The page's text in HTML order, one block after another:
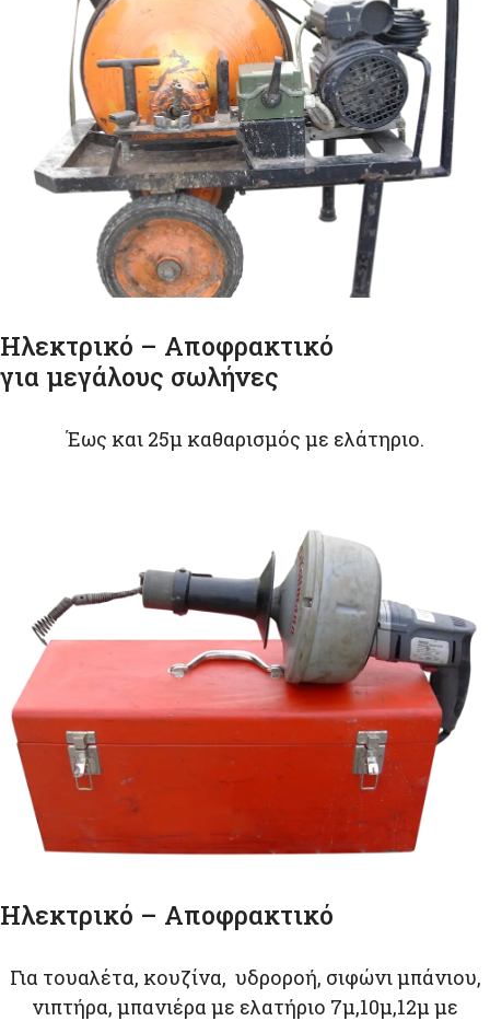
Ηλεκτρικό – Αποφρακτικό
για μεγάλους σωλήνες
Έως και 25μ καθαρισμός με ελάτηριο.
Ηλεκτρικό – Αποφρακτικό
Για τουαλέτα, κουζίνα, υδροροή, σιφώνι μπάνιου,
νιπτήρα, μπανιέρα με ελατήριο 7μ,10μ,12μ με